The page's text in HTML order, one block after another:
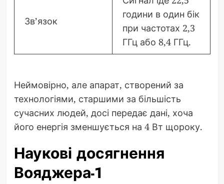
Зв’язок
години в один бік
при частотах 2,3
ГГц або 8,4 ГГц.
Неймовірно, але апарат, створений за
технологіями, старшими за більшість
сучасних людей, досі передає дані, хоча
його енергія зменшується на 4 Вт щороку.
Наукові досягнення
Вояджера-1